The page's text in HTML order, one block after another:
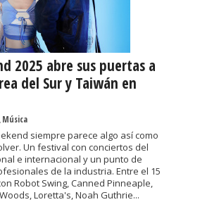
2025 abre sus puertas a
del Sur y Taiwán en
,Música
siempre parece algo así como
Un festival con conciertos del
e internacional y un punto de
de la industria. Entre el 15
Robot Swing, Canned Pinneaple,
Loretta's, Noah Guthrie...